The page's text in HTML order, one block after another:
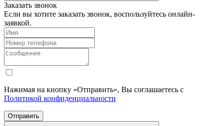
Заказать звонок
Если вы хотите заказать звонок, воспользуйтесь онлайн-
заявкой.
Нажимая на кнопку «Отправить», Вы соглашаетесь с
Политикой конфиденциальности
Отправить